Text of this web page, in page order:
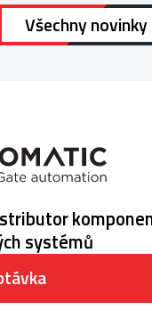
Všechny novinky
systémů